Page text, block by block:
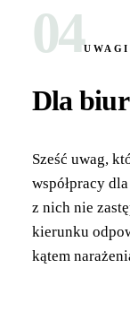
04
Dla
Sześć uwag,
współpracy
z nich nie
kierunku
kątem